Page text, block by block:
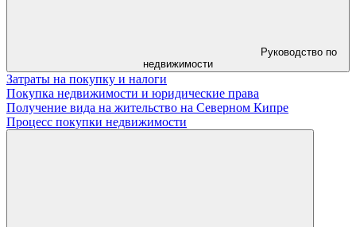
Руководство по
недвижимости
Затраты на покупку и налоги
Покупка недвижимости и юридические права
Получение вида на жительство на Северном Кипре
Процесс покупки недвижимости